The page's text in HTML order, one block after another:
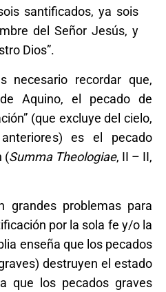
santificados, ya sois
del Señor Jesús, y
Dios”.
necesario recordar que,
Aquino, el pecado de
(que excluye del cielo,
es el pecado
(Summa Theologiae, II – II,
grandes problemas para
por la sola fe y/o la
enseña que los pecados
destruyen el estado
que los pecados graves